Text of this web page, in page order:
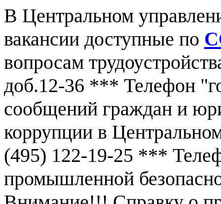
В Центральном
вакансии доступные по
вопросам
доб.12-36 *** Телефон
сообщений граждан и
коррупции в
(495) 122-19-25 ***
промышленной